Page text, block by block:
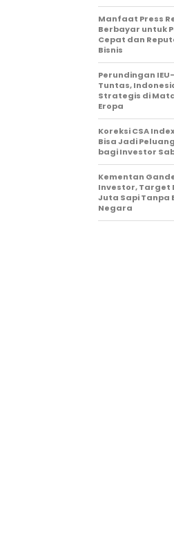
Manfaat Press
Berbayar untuk
Cepat dan
Bisnis
Perundingan IEU-
Tuntas,
Strategis di
Eropa
Koreksi CSA
Bisa Jadi
bagi Investor
Kementan
Investor, Target
Juta Sapi Tanpa
Negara